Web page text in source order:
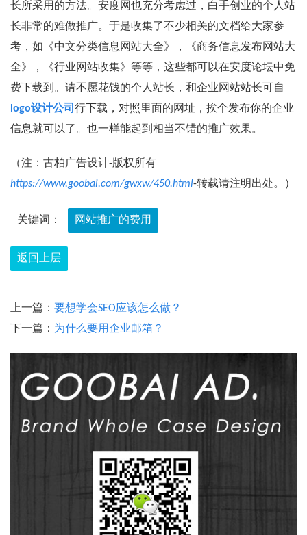
长所采用的方法。安度网也充分考虑过，白手创业的个人站
长非常的难做推广。于是收集了不少相关的文档给大家参
考，如《中文分类信息网站大全》，《商务信息发布网站大
全》，《行业网站收集》等等，这些都可以在安度论坛中免
费下载到。请不愿花钱的个人站长，和企业网站站长可自
logo设计公司 行下载，对照里面的网址，挨个发布你的企业
信息就可以了。也一样能起到相当不错的推广效果。
（注：古柏广告设计-版权所有
https://www.goobai.com/gwxw/450.html-转载请注明出处。）
关键词： 网站推广的费用
返回上层
上一篇： 要想学会SEO应该怎么做？
下一篇： 为什么要用企业邮箱？